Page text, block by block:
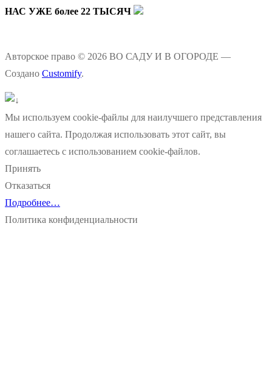
НАС УЖЕ более 22 ТЫСЯЧ
Авторское право © 2026 ВО САДУ И В ОГОРОДЕ —
Создано Customify.
Мы используем cookie-файлы для наилучшего представления
нашего сайта. Продолжая использовать этот сайт, вы
соглашаетесь с использованием cookie-файлов.
Принять
Отказаться
Подробнее…
Политика конфиденциальности